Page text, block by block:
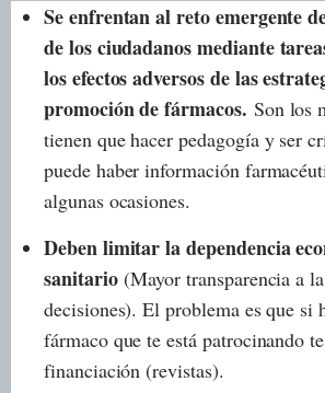
Se enfrentan al reto emergente
de los ciudadanos mediante
los efectos adversos de las
promoción de fármacos. Son los
tienen que hacer pedagogía y ser
puede haber información
algunas ocasiones.
Deben limitar la dependencia
sanitario(Mayor transparencia a
decisiones). El problema es que si
fármaco que te está patrocinando
financiación (revistas).